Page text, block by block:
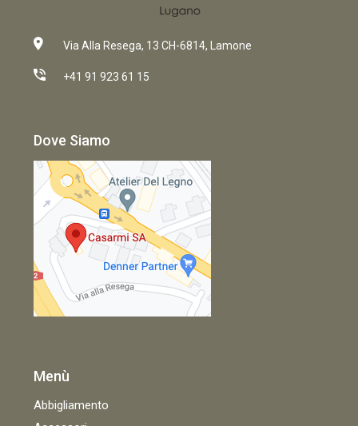
Via Alla Resega, 13 CH-6814, Lamone
+41 91 923 61 15
Dove Siamo
Menù
Abbigliamento